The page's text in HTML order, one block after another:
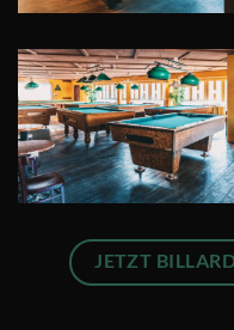
JETZT